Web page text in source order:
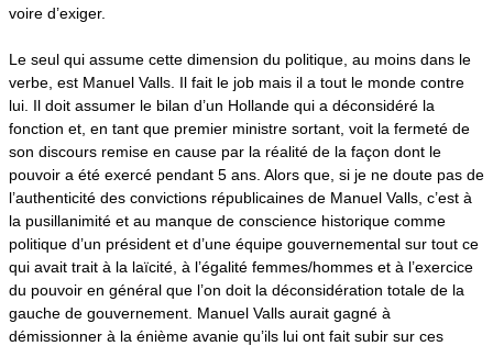
voire d’exiger.
Le seul qui assume cette dimension du politique, au moins dans le
verbe, est Manuel Valls. Il fait le job mais il a tout le monde contre
lui. Il doit assumer le bilan d’un Hollande qui a déconsidéré la
fonction et, en tant que premier ministre sortant, voit la fermeté de
son discours remise en cause par la réalité de la façon dont le
pouvoir a été exercé pendant 5 ans. Alors que, si je ne doute pas de
l’authenticité des convictions républicaines de Manuel Valls, c’est à
la pusillanimité et au manque de conscience historique comme
politique d’un président et d’une équipe gouvernemental sur tout ce
qui avait trait à la laïcité, à l’égalité femmes/hommes et à l’exercice
du pouvoir en général que l’on doit la déconsidération totale de la
gauche de gouvernement. Manuel Valls aurait gagné à
démissionner à la énième avanie qu’ils lui ont fait subir sur ces